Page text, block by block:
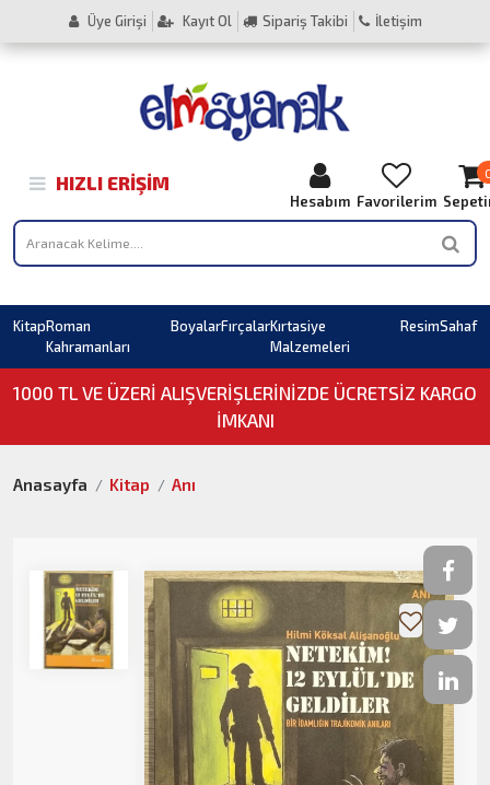
Üye Girişi Kayıt Ol Sipariş Takibi İletişim
HIZLI ERIŞIM
Hesabım Favorilerim
KitapRoman
Kahramanları
BoyalarFırçalarKırtasiye
Malzemeleri
ResimSahaf
1000 TL VE ÜZERI ALIŞVERIŞLERINIZDE ÜCRETSİZ KARGO
İMKANI
Anasayfa Kitap Anı